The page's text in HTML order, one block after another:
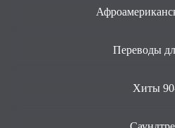
Переводы
Хиты